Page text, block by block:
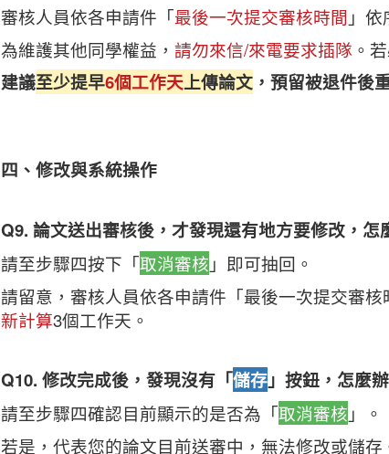
審核人員依各申請件「最後一次提交審核時間 」依
為維護其他同學權益， 請勿來信/來電要求插隊 。
建議至少提早6個工作天上傳論文，預留被退件後
四、修改與系統操作
Q9. 論文送出審核後，才發現還有地方要修改，怎
請至步驟四按下「取消審核 」即可抽回。
請留意，審核人員依各申請件「最後一次提交審
新計算3個工作天。
Q10. 修改完成後，發現沒有「儲存」按鈕，怎麼
請至步驟四確認目前顯示的是否為「取消審核 」。
若是，代表您的論文目前送審中，無法修改或儲存